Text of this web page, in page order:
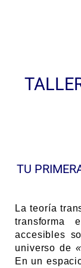
TU
La teoría
transforma
accesibles
universo de
En un